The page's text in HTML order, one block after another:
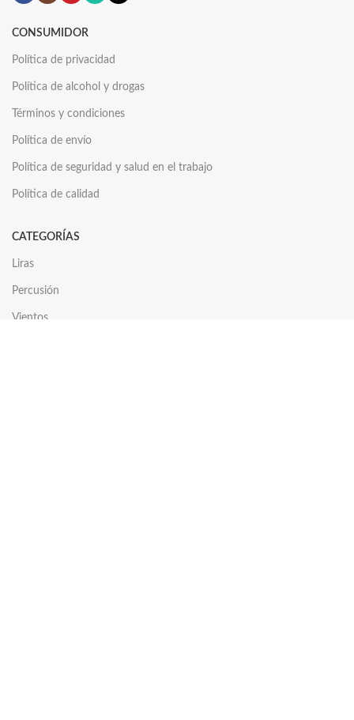
CONSUMIDOR
Política de privacidad
Política de alcohol y drogas
Términos y condiciones
Política de envío
Política de seguridad y salud en el trabajo
Política de calidad
CATEGORÍAS
Liras
Percusión
Vientos